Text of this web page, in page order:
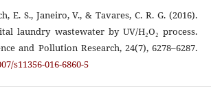
E. S., Janeiro, V., & Tavares, C. R. G. (2016).
laundry wastewater by UV/H₂O₂ process.
and Pollution Research, 24(7), 6278–6287.
s11356-016-6860-5